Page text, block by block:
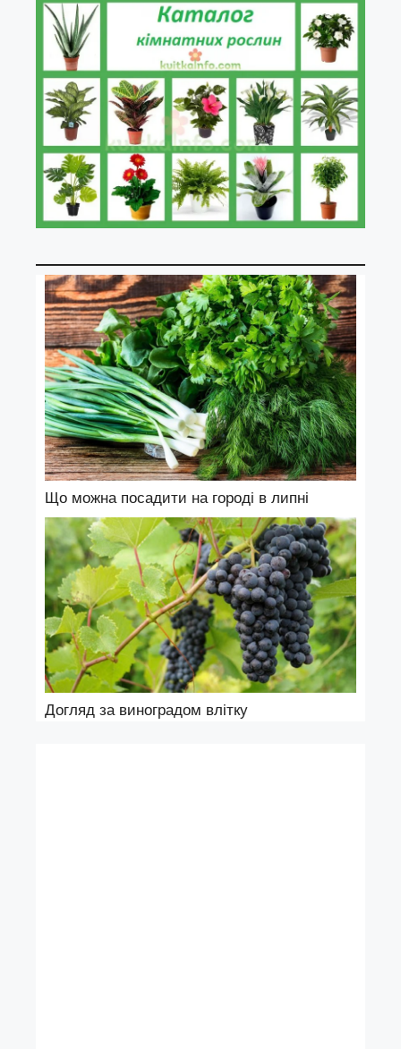
Що можна посадити на городі в липні
Догляд за виноградом влітку